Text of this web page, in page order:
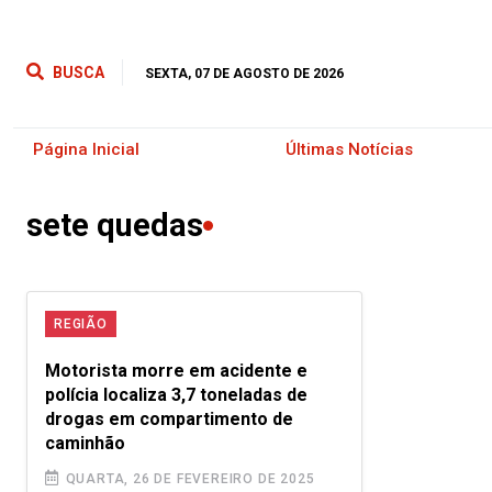
BUSCA SEXTA, 07 DE AGOSTO DE 2026
Página Inicial Últimas Notícias
sete quedas
REGIÃO
Motorista morre em acidente e
polícia localiza 3,7 toneladas de
drogas em compartimento de
caminhão
QUARTA, 26 DE FEVEREIRO DE 2025